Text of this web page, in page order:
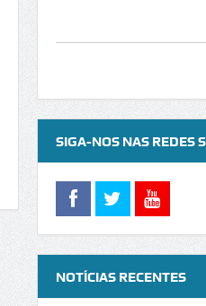
SIGA-NOS NAS REDES
NOTÍCIAS RECENTES